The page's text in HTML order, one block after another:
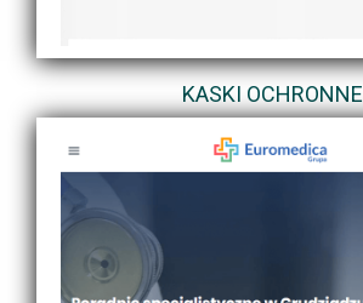
KASKI OCHRONNE